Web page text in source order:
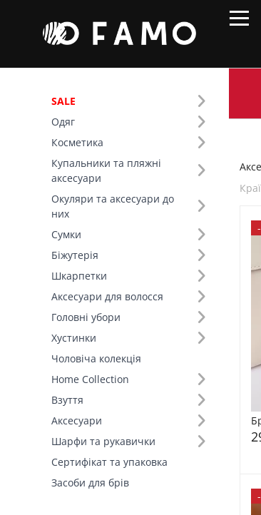
SALE
Одяг
Косметика
Купальники та пляжні
аксесуари
Окуляри та аксесуари до
них
Сумки
Біжутерія
Шкарпетки
Аксесуари для волосся
Головні убори
Хустинки
Чоловіча колекція
Home Collection
Взуття
Аксесуари
Шарфи та рукавички
Сертифікат та упаковка
Засоби для брів
Аксесуари для сумок
Фільтр
Ціна
SALE
Країна виробник (1)
-
-